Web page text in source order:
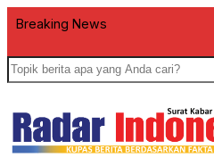
Breaking News